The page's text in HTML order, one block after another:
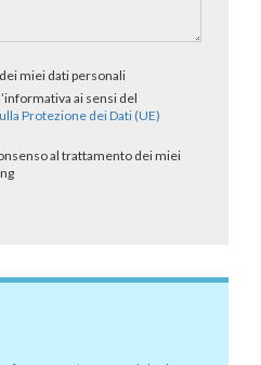
miei dati personali
ai sensi del
Protezione dei Dati (UE)
al trattamento dei miei